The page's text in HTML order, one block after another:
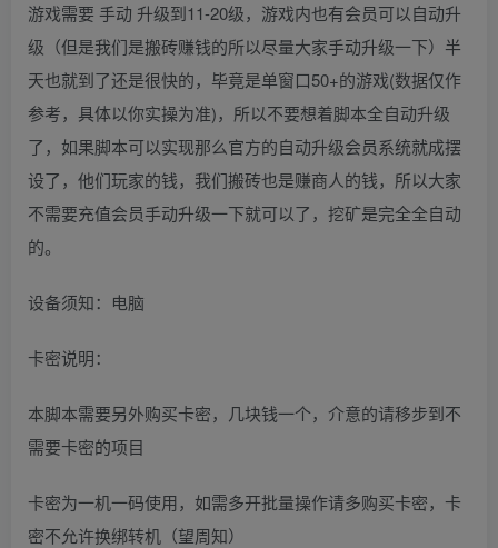
游戏需要 手动 升级到11-20级，游戏内也有会员可以自动升
级（但是我们是搬砖赚钱的所以尽量大家手动升级一下）半
天也就到了还是很快的，毕竟是单窗口50+的游戏(数据仅作
参考，具体以你实操为准)，所以不要想着脚本全自动升级
了，如果脚本可以实现那么官方的自动升级会员系统就成摆
设了，他们玩家的钱，我们搬砖也是赚商人的钱，所以大家
不需要充值会员手动升级一下就可以了，挖矿是完全全自动
的。
设备须知：电脑
卡密说明：
本脚本需要另外购买卡密，几块钱一个，介意的请移步到不
需要卡密的项目
卡密为一机一码使用，如需多开批量操作请多购买卡密，卡
密不允许换绑转机（望周知）